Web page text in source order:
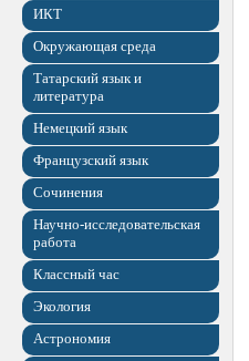
ИКТ
Окружающая среда
Татарский язык и
литература
Немецкий язык
Французский язык
Сочинения
Научно-исследовательская
работа
Классный час
Экология
Астрономия